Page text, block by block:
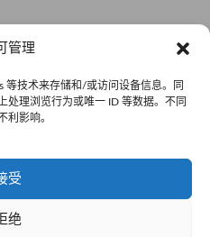
管理
等技术来存储和/或访问设备信息。同
处理浏览行为或唯一 ID 等数据。不同
利影响。
受
绝
息
•